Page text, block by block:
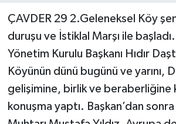
ÇAVDER 29 2.Geleneksel Köy
duruşu ve İstiklal Marşı ile
Yönetim Kurulu Başkanı Hıdır
Köyünün dünü bugünü ve yarını,
gelişimine, birlik ve beraberliğine
konuşma yaptı. Başkan’dan sonra